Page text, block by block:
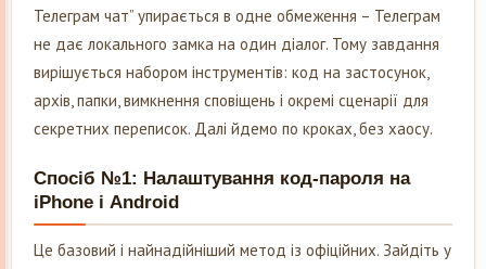
Телеграм чат” упирається в одне обмеження – Телеграм
не дає локального замка на один діалог. Тому завдання
вирішується набором інструментів: код на застосунок,
архів, папки, вимкнення сповіщень і окремі сценарії для
секретних переписок. Далі йдемо по кроках, без хаосу.
Спосіб №1: Налаштування код-пароля на
iPhone і Android
Це базовий і найнадійніший метод із офіційних. Зайдіть у